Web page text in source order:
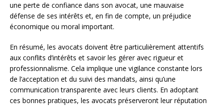
une perte de confiance dans son avocat, une mauvaise
défense de ses intérêts et, en fin de compte, un préjudice
économique ou moral important.
En résumé, les avocats doivent être particulièrement attentifs
aux conflits d’intérêts et savoir les gérer avec rigueur et
professionnalisme. Cela implique une vigilance constante lors
de l’acceptation et du suivi des mandats, ainsi qu’une
communication transparente avec leurs clients. En adoptant
ces bonnes pratiques, les avocats préserveront leur réputation